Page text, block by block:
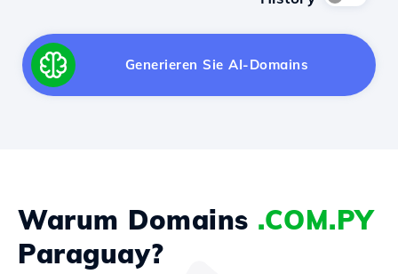
Generieren Sie AI-Domains
Warum Domains .COM.PY
Paraguay?